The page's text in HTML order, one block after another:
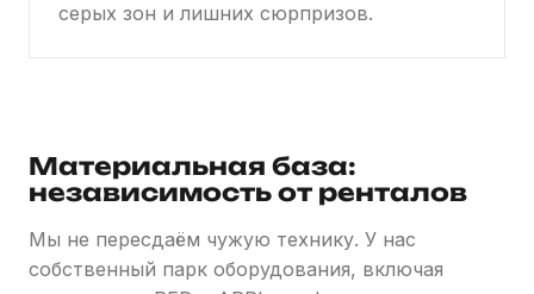
серых зон и лишних сюрпризов.
Материальная база:
независимость от ренталов
Мы не пересдаём чужую технику. У нас
собственный парк оборудования, включая